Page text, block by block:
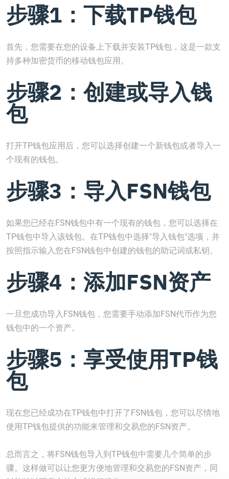
步骤1：下载TP钱包
首先，您需要在您的设备上下载并安装TP钱包，这是一款支
持多种加密货币的移动钱包应用。
步骤2：创建或导入钱
包
打开TP钱包应用后，您可以选择创建一个新钱包或者导入一
个现有的钱包。
步骤3：导入FSN钱包
如果您已经在FSN钱包中有一个现有的钱包，您可以选择在
TP钱包中导入该钱包。在TP钱包中选择"导入钱包"选项，并
按照指示输入您在FSN钱包中创建的钱包的助记词或私钥。
步骤4：添加FSN资产
一旦您成功导入FSN钱包，您需要手动添加FSN代币作为您
钱包中的一个资产。
步骤5：享受使用TP钱
包
现在您已经成功在TP钱包中打开了FSN钱包，您可以尽情地
使用TP钱包提供的功能来管理和交易您的FSN资产。
总而言之，将FSN钱包导入到TP钱包中需要几个简单的步
骤。这样做可以让您更方便地管理和交易您的FSN资产，同